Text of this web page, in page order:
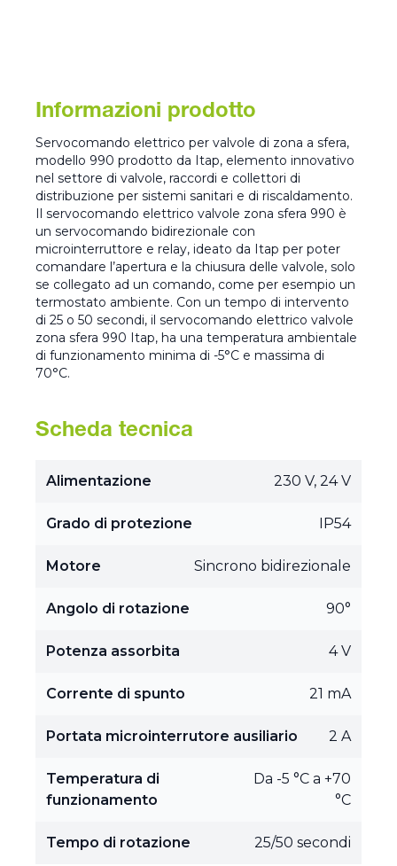
Informazioni prodotto
Servocomando elettrico per valvole di zona a sfera,
modello 990 prodotto da Itap, elemento innovativo
nel settore di valvole, raccordi e collettori di
distribuzione per sistemi sanitari e di riscaldamento.
Il servocomando elettrico valvole zona sfera 990 è
un servocomando bidirezionale con
microinterruttore e relay, ideato da Itap per poter
comandare l’apertura e la chiusura delle valvole, solo
se collegato ad un comando, come per esempio un
termostato ambiente. Con un tempo di intervento
di 25 o 50 secondi, il servocomando elettrico valvole
zona sfera 990 Itap, ha una temperatura ambientale
di funzionamento minima di -5°C e massima di
70°C.
Scheda tecnica
Alimentazione 230 V, 24 V
Grado di protezione IP54
Motore Sincrono bidirezionale
Angolo di rotazione 90°
Potenza assorbita 4 V
Corrente di spunto 21 mA
Portata microinterrutore ausiliario 2 A
Temperatura di
funzionamento
Da -5 °C a +70
°C
Tempo di rotazione 25/50 secondi